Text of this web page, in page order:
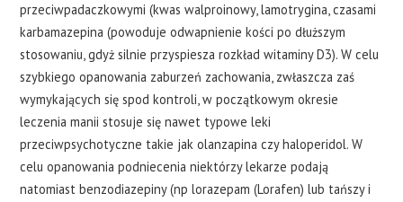
przeciwpadaczkowymi (kwas walproinowy, lamotrygina, czasami
karbamazepina (powoduje odwapnienie kości po dłuższym
stosowaniu, gdyż silnie przyspiesza rozkład witaminy D3). W celu
szybkiego opanowania zaburzeń zachowania, zwłaszcza zaś
wymykających się spod kontroli, w początkowym okresie
leczenia manii stosuje się nawet typowe leki
przeciwpsychotyczne takie jak olanzapina czy haloperidol. W
celu opanowania podniecenia niektórzy lekarze podają
natomiast benzodiazepiny (np lorazepam (Lorafen) lub tańszy i